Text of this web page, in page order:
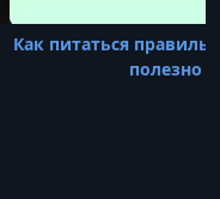
Как питаться
полезно